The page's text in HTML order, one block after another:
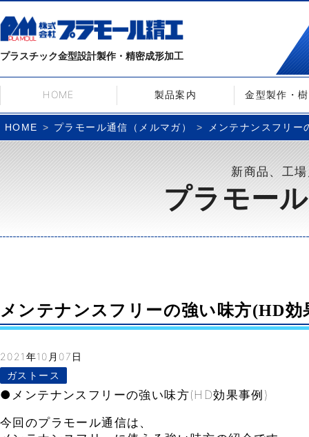
プラスチック金型設計製作・精密成形加工
HOME 製品案内 金型製作・
HOME プラモール通信（メルマガ） メンテナンスフリ
新商品、工
プラモー
メンテナンスフリーの強い味方(HD効
2021年10月07日
ガストース
●メンテナンスフリーの強い味方(HD効果事例)
今回のプラモール通信は、